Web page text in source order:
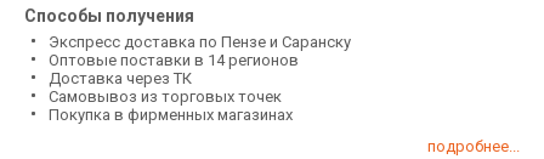
Способы получения
Экспресс доставка по Пензе и Саранску
Оптовые поставки в 14 регионов
Доставка через ТК
Самовывоз из торговых точек
Покупка в фирменных магазинах
подробнее...